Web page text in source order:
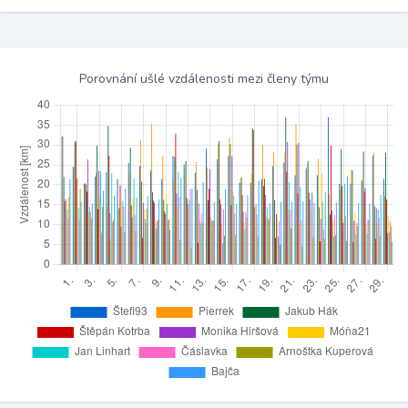
Porovnání ušlé vzdálenosti mezi členy týmu